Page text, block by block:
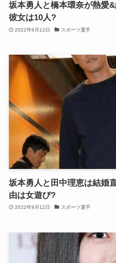
坂本勇人と橋本環奈が熱愛
彼女は10人?
2022年9月12日 スポーツ選手
坂本勇人と田中理恵は結婚
由は女遊び?
2022年9月12日 スポーツ選手